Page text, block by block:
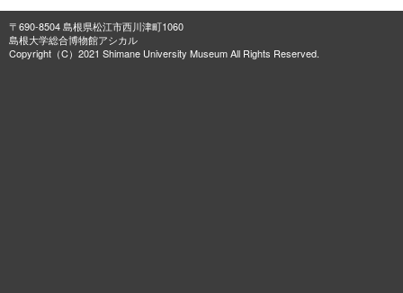
〒690-8504 島根県松江市西川津町1060
島根大学総合博物館アシカル
Copyright（C）2021 Shimane University Museum All Rights Reserved.